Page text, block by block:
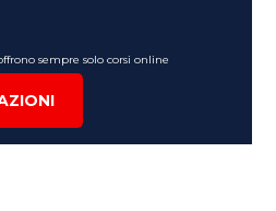
sempre solo corsi online